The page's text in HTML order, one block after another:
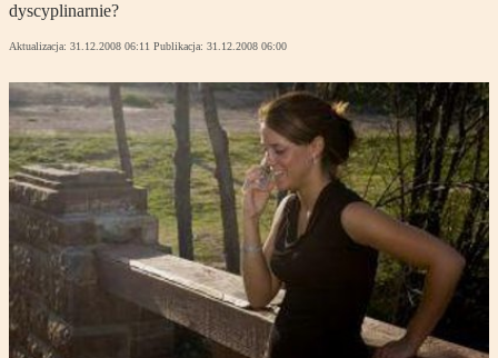
dyscyplinarnie?
Aktualizacja: 31.12.2008 06:11 Publikacja: 31.12.2008 06:00